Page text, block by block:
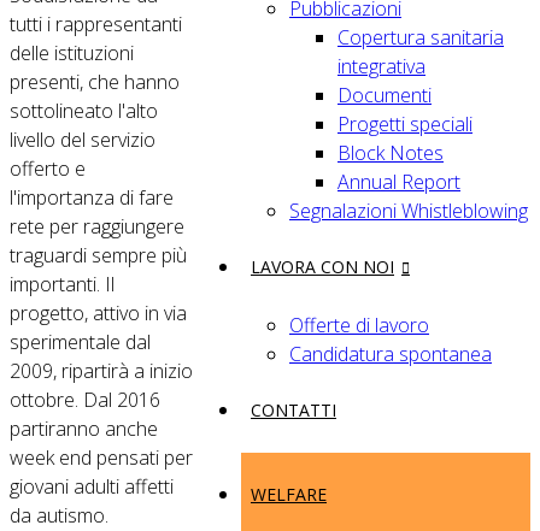
Pubblicazioni
Copertura sanitaria
integrativa
Documenti
Progetti speciali
Block Notes
Annual Report
Segnalazioni Whistleblowing
LAVORA CON NOI
Offerte di lavoro
Candidatura spontanea
CONTATTI
WELFARE
tutti i rappresentanti
delle istituzioni
presenti, che hanno
sottolineato l'alto
livello del servizio
offerto e
l'importanza di fare
rete per raggiungere
traguardi sempre più
importanti. Il
progetto, attivo in via
sperimentale dal
2009, ripartirà a inizio
ottobre. Dal 2016
partiranno anche
week end pensati per
giovani adulti affetti
da autismo.